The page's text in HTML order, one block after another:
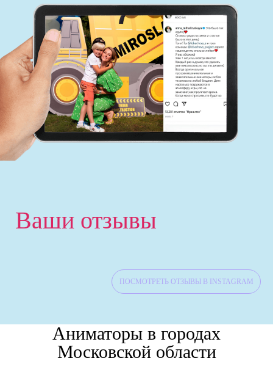
‹
Ваши отзывы
ПОСМОТРЕТЬ ОТЗЫВЫ В INSTAGRAM
Аниматоры в городах
Московской области